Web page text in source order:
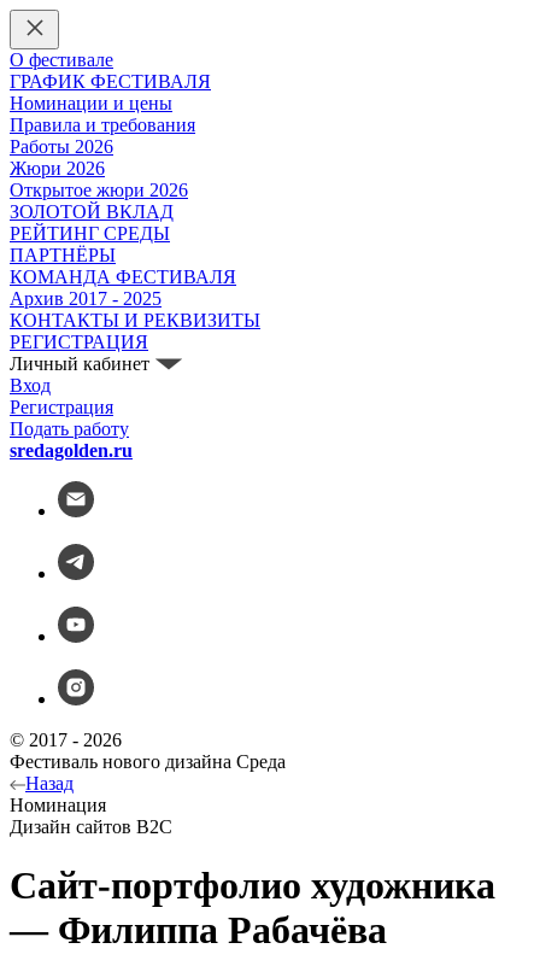
О фестивале
ГРАФИК ФЕСТИВАЛЯ
Номинации и цены
Правила и требования
Работы 2026
Жюри 2026
Открытое жюри 2026
ЗОЛОТОЙ ВКЛАД
РЕЙТИНГ СРЕДЫ
ПАРТНЁРЫ
КОМАНДА ФЕСТИВАЛЯ
Архив 2017 - 2025
КОНТАКТЫ И РЕКВИЗИТЫ
РЕГИСТРАЦИЯ
Личный кабинет
Вход
Регистрация
Подать работу
sredagolden.ru
© 2017 - 2026
Фестиваль нового дизайна Среда
Назад
Номинация
Дизайн сайтов B2C
Сайт-портфолио художника
— Филиппа Рабачёва